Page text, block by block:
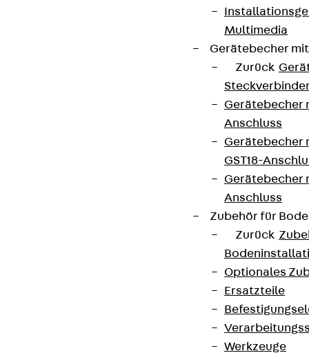
Multimedia
Gerätebecher
Zurück
Gerätebecher
Anschluss
Gerätebecher
GST18-
Gerätebecher
Anschluss
Zubehör für
Zurück
Optionales
Ersatzteile
Werkzeuge